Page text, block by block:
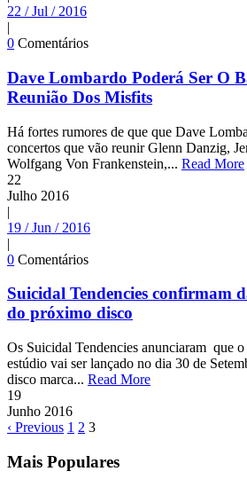
22 / Jul / 2016
|
0 Comentários
Dave Lombardo Poderá Ser O
Reunião Dos Misfits
Há fortes rumores de que que Dave
concertos que vão reunir Glenn Danzig,
Wolfgang Von Frankenstein,... Read More
22
Julho 2016
|
19 / Jun / 2016
|
0 Comentários
Suicidal Tendencies confirmam
do próximo disco
Os Suicidal Tendencies anunciaram que
estúdio vai ser lançado no dia 30 de
disco marca... Read More
19
Junho 2016
‹ Previous 1 2 3
Mais Populares